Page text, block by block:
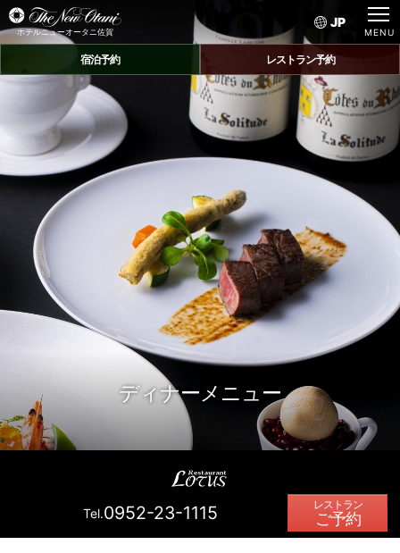
ホテルニューオータニ佐賀
JP
宿泊予約 レストラン予約
ディナーメニュー
Tel.0952-23-1115 ご予約